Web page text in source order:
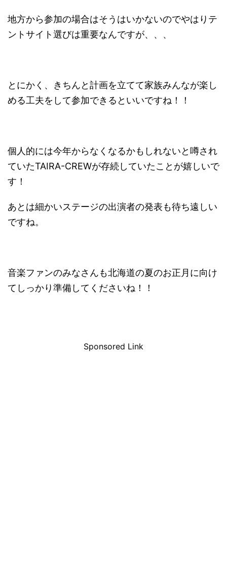
地方から参加の場合はそうはいかないのでやはりテ
ントサイト選びは重要なんですが、、、
とにかく、きちんと計画を立てて家族みんなが楽し
める工夫をして参加できるといいですね！！
個人的には今年からなくなるかもしれないと噂され
ていたTAIRA-CREWが存続していたことが嬉しいで
す！
あとは細かいステージの出演者の発表も待ち遠しい
ですね。
音楽ファンのみなさんも北海道の夏のお正月に向け
てしっかり準備してくださいね！！
Sponsored Link